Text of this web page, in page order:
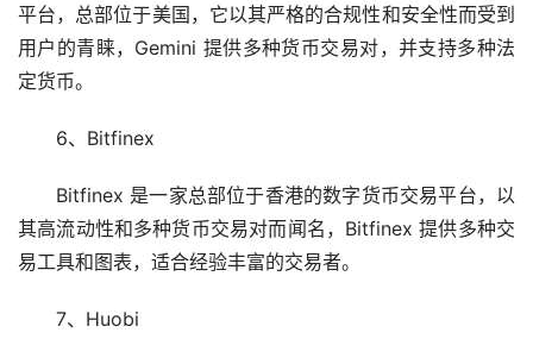
平台，总部位于美国，它以其严格的合规性和安全性而受到
用户的青睐，Gemini 提供多种货币交易对，并支持多种法
定货币。
6、Bitfinex
Bitfinex 是一家总部位于香港的数字货币交易平台，以
其高流动性和多种货币交易对而闻名，Bitfinex 提供多种交
易工具和图表，适合经验丰富的交易者。
7、Huobi